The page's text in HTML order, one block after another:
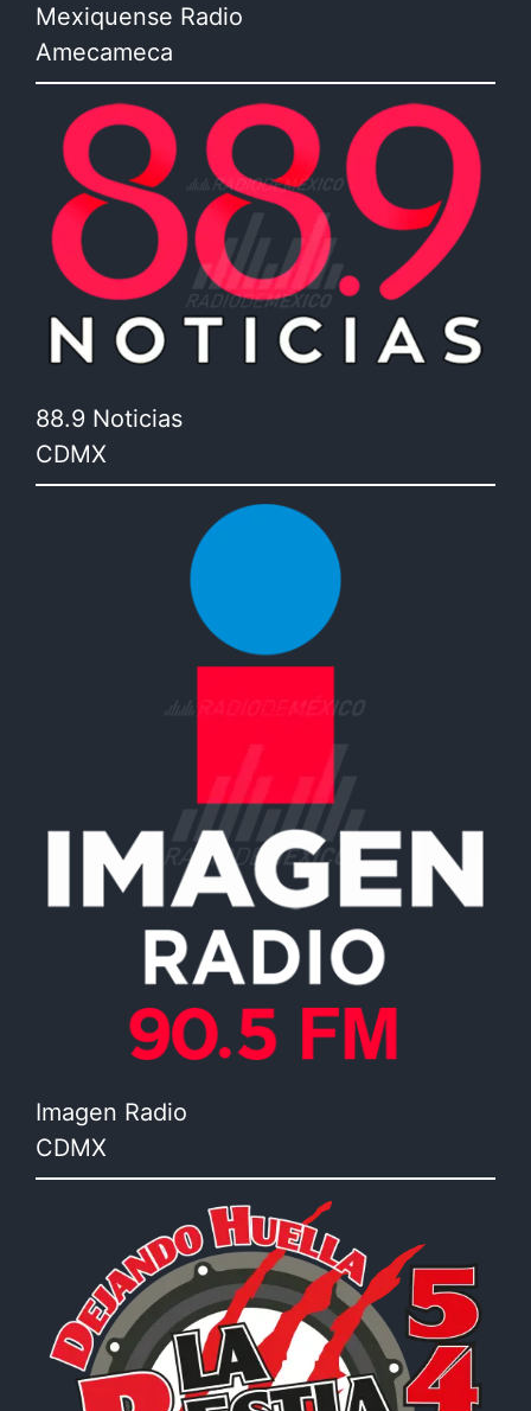
Mexiquense Radio
Amecameca
88.9 Noticias
CDMX
Imagen Radio
CDMX